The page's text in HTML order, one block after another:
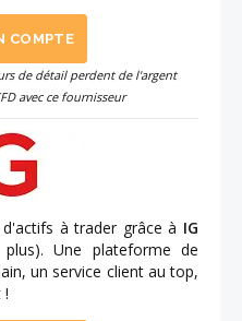
COMPTE
de détail perdent de l'argent
avec ce fournisseur
à trader grâce à IG
Une plateforme de
un service client au top,
!